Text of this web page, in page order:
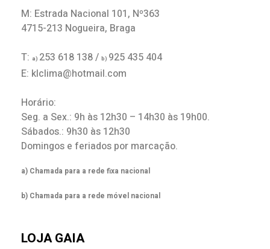
M: Estrada Nacional 101, Nº363
4715-213 Nogueira, Braga
T: a) 253 618 138 / b) 925 435 404
E: klclima@hotmail.com
Horário:
Seg. a Sex.: 9h às 12h30 – 14h30 às 19h00.
Sábados.: 9h30 às 12h30
Domingos e feriados por marcação.
a) Chamada para a rede fixa nacional
b) Chamada para a rede móvel nacional
LOJA GAIA